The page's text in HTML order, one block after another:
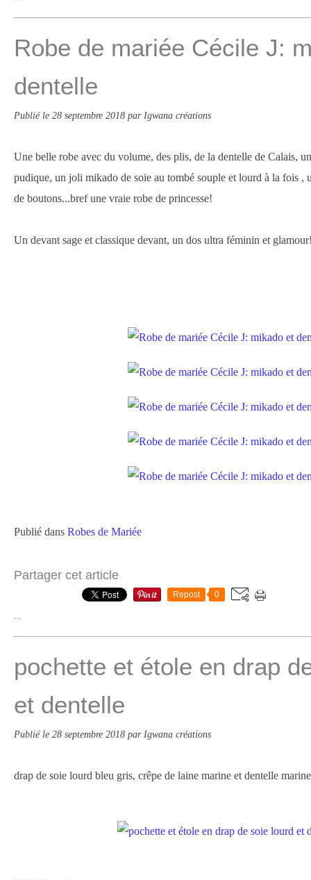
Robe de mariée Cécile J:
dentelle
Publié le 28 septembre 2018 par Igwana créations
Une belle robe avec du volume, des plis, de la dentelle de Calais,
pudique, un joli mikado de soie au tombé souple et lourd à la fois ,
de boutons...bref une vraie robe de princesse!
Un devant sage et classique devant, un dos ultra féminin et
Publié dans Robes de Mariée
Partager cet article
Repost 0
pochette et étole en drap
et dentelle
Publié le 28 septembre 2018 par Igwana créations
drap de soie lourd bleu gris, crêpe de laine marine et dentelle